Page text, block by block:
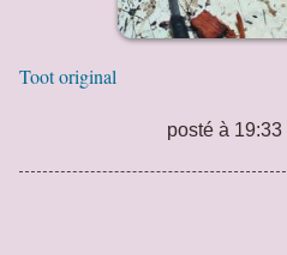
Toot original
posté à 19:33